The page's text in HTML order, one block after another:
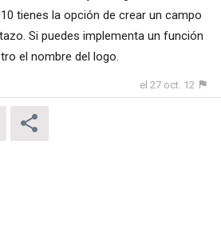
tienes la opción de crear un campo
Si puedes implementa un función
el nombre del logo.
el 27 oct. 12